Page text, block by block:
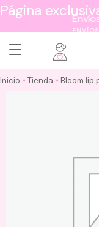
Página
Inicio » Tienda » Bloom lip